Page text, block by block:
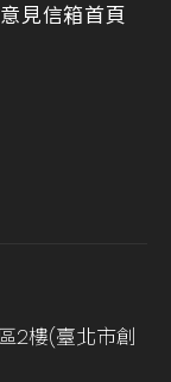
意見信箱首頁
2樓(臺北市創